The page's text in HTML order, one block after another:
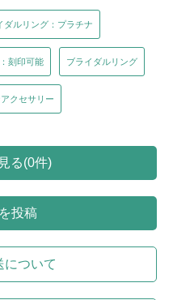
ダルリング：プラチナ
刻印可能 ブライダルリング
クセサリー
る(0件)
投稿
について